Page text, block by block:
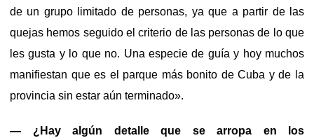
de un grupo limitado de personas, ya que a partir de las
quejas hemos seguido el criterio de las personas de lo que
les gusta y lo que no. Una especie de guía y hoy muchos
manifiestan que es el parque más bonito de Cuba y de la
provincia sin estar aún terminado».
— ¿Hay algún detalle que se arropa en los